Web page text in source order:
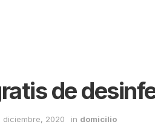
de
diciembre, 2020 in domicilio